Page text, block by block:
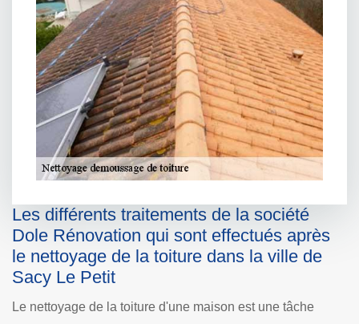
Les différents traitements de la société
Dole Rénovation qui sont effectués après
le nettoyage de la toiture dans la ville de
Sacy Le Petit
Le nettoyage de la toiture d'une maison est une tâche